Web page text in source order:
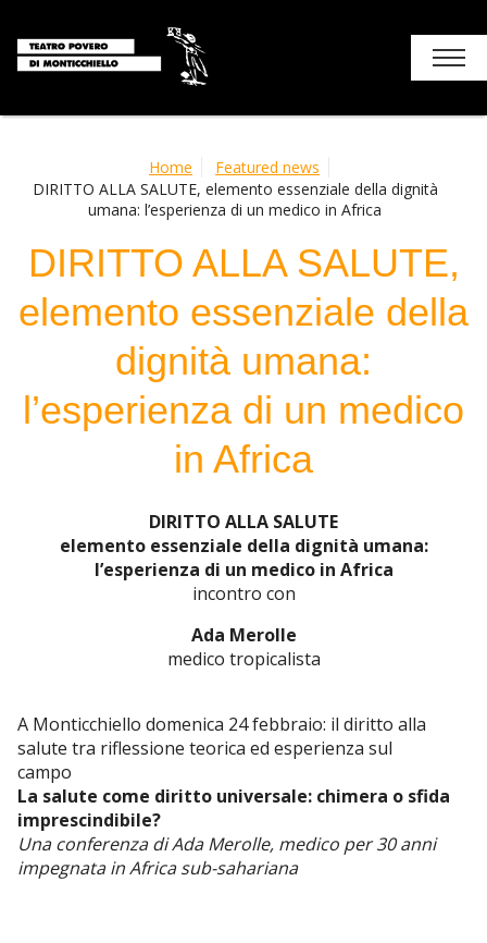
Holiday
Contacts – How to get
Home
Featured news
DIRITTO ALLA SALUTE, elemento essenziale della dignità
umana: l’esperienza di un medico in Africa
DIRITTO ALLA SALUTE,
elemento essenziale della
dignità umana:
l’esperienza di un medico
in Africa
DIRITTO ALLA SALUTE
elemento essenziale della dignità umana:
l’esperienza di un medico in Africa
incontro con
Ada Merolle
medico tropicalista
A Monticchiello domenica 24 febbraio: il diritto alla
salute tra riflessione teorica ed esperienza sul
campo
La salute come diritto universale: chimera o sfida
imprescindibile?
Una conferenza di Ada Merolle, medico per 30 anni
impegnata in Africa sub-sahariana